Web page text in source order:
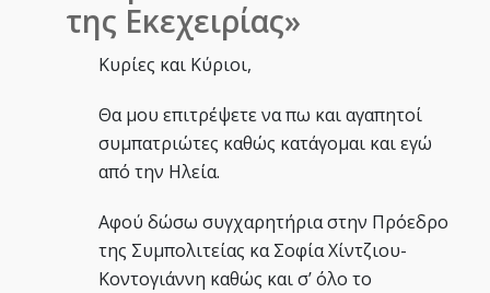
της Εκεχειρίας»
Κυρίες και Κύριοι,
Θα μου επιτρέψετε να πω και αγαπητοί
συμπατριώτες καθώς κατάγομαι και εγώ
από την Ηλεία.
Αφού δώσω συγχαρητήρια στην Πρόεδρο
της Συμπολιτείας κα Σοφία Χίντζιου-
Κοντογιάννη καθώς και σ’ όλο το